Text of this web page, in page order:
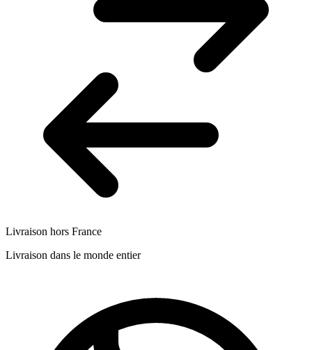
Livraison hors France
Livraison dans le monde entier